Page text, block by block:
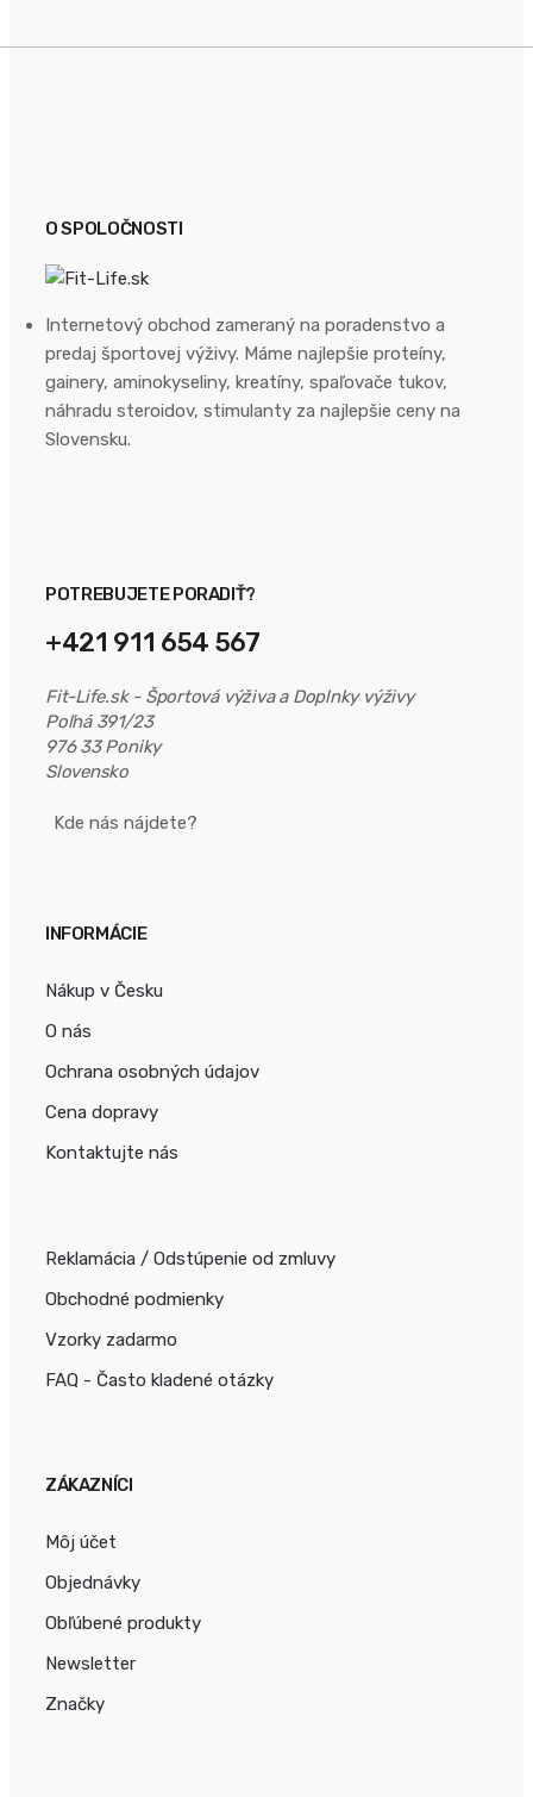
O SPOLOČNOSTI
Internetový obchod zameraný na poradenstvo a
predaj športovej výživy. Máme najlepšie proteíny,
gainery, aminokyseliny, kreatíny, spaľovače tukov,
náhradu steroidov, stimulanty za najlepšie ceny na
Slovensku.
POTREBUJETE PORADIŤ?
+421 911 654 567
Fit-Life.sk - Športová výživa a Doplnky výživy
Poľná 391/23
976 33 Poniky
Slovensko
Kde nás nájdete?
INFORMÁCIE
Nákup v Česku
O nás
Ochrana osobných údajov
Cena dopravy
Kontaktujte nás
Reklamácia / Odstúpenie od zmluvy
Obchodné podmienky
Vzorky zadarmo
FAQ - Často kladené otázky
ZÁKAZNÍCI
Môj účet
Objednávky
Obľúbené produkty
Newsletter
Značky